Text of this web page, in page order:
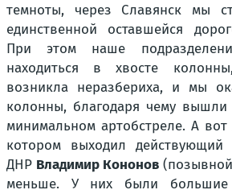
темноты, через Славянск мы
единственной оставшейся
При этом наше
находиться в хвосте
возникла неразбериха, и мы
колонны, благодаря чему
минимальном артобстреле. А
котором выходил действующий
ДНР Владимир Кононов (позывной
меньше. У них были